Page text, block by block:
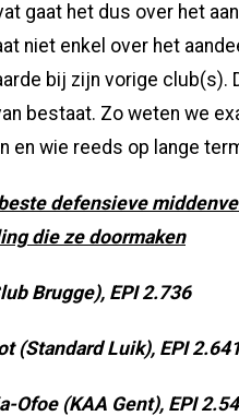
gaat het dus over het
niet enkel over het
bij zijn vorige club(s).
bestaat. Zo weten we
en wie reeds op lange
defensieve
die ze doormaken
Brugge), EPI 2.736
(Standard Luik), EPI
Ofoe (KAA Gent), EPI